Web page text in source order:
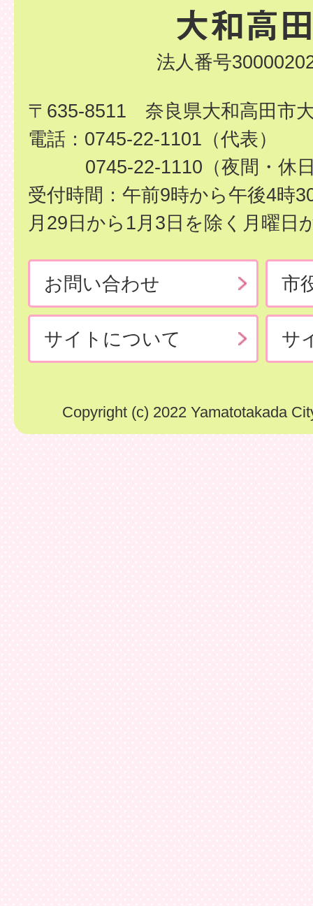
法人番号
〒635-8511 奈良県大和高田市
電話：0745-22-1101（代表）
0745-22-1110（夜間・休
受付時間：午前9時から午後4時
月29日から1月3日を除く月曜日
お問い合わせ 市
サイトについて サ
Copyright (c) 2022 Yamatotakada